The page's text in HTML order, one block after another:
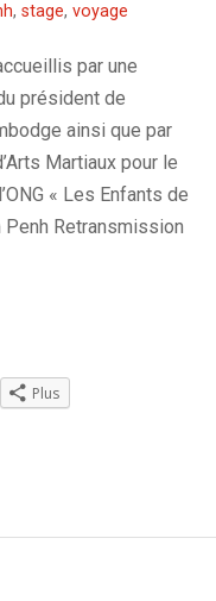
,stage,voyage
par une
président de
ainsi que par
Martiaux pour le
« Les Enfants de
Penh Retransmission
Plus